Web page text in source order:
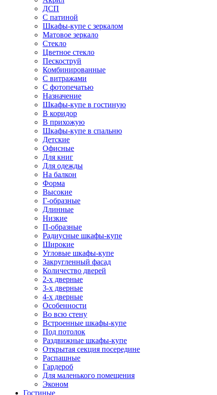
ДСП
С патиной
Шкафы-купе с зеркалом
Матовое зеркало
Стекло
Цветное стекло
Пескоструй
Комбинированные
С витражами
С фотопечатью
Назначение
Шкафы-купе в гостиную
В коридор
В прихожую
Шкафы-купе в спальню
Детские
Офисные
Для книг
Для одежды
На балкон
Форма
Высокие
Г-образные
Длинные
Низкие
П-образные
Радиусные шкафы-купе
Широкие
Угловые шкафы-купе
Закругленный фасад
Количество дверей
2-х дверные
3-х дверные
4-х дверные
Особенности
Во всю стену
Встроенные шкафы-купе
Под потолок
Раздвижные шкафы-купе
Открытая секция посередине
Распашные
Гардероб
Для маленького помещения
Эконом
Гостиные